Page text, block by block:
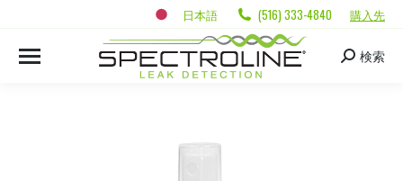
日本語 (516) 333-4840 購入先
検索